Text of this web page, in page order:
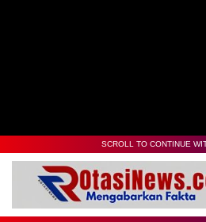
SCROLL TO CONTINUE